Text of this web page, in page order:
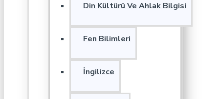
Din Kültürü Ve Ahlak Bilgisi
Fen Bilimleri
İngilizce